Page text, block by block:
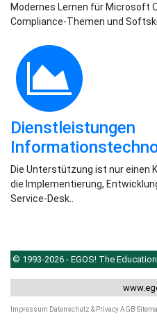
Modernes Lernen für Microsoft
Compliance-Themen und
Dienstleistungen
Die Unterstützung ist nur einen
die Implementierung,
Service-Desk..
© 1993-2026 - EGOS! The
Impressum Datenschutz & PrivacyAGB